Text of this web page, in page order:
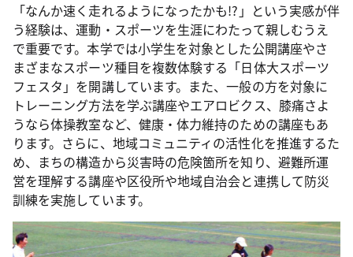
「なんか速く走れるようになったかも!?」という実感が伴
う経験は、運動・スポーツを生涯にわたって親しむうえ
で重要です。本学では小学生を対象とした公開講座やさ
まざまなスポーツ種目を複数体験する「日体大スポーツ
フェスタ」を開講しています。また、一般の方を対象に
トレーニング方法を学ぶ講座やエアロビクス、膝痛さよ
うなら体操教室など、健康・体力維持のための講座もあ
ります。さらに、地域コミュニティの活性化を推進するた
め、まちの構造から災害時の危険箇所を知り、避難所運
営を理解する講座や区役所や地域自治会と連携して防災
訓練を実施しています。